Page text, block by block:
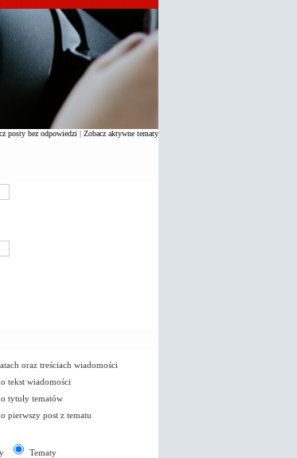
posty bez odpowiedzi | Zobacz aktywne tematy
oraz treściach wiadomości
tekst wiadomości
tytuły tematów
pierwszy post z tematu
Tematy